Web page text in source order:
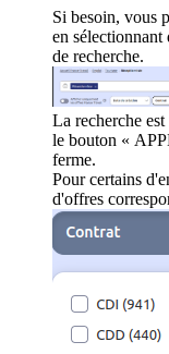
Si besoin, vous
en sélectionnant
de recherche.
La recherche
le bouton «
ferme.
Pour certains
d'offres